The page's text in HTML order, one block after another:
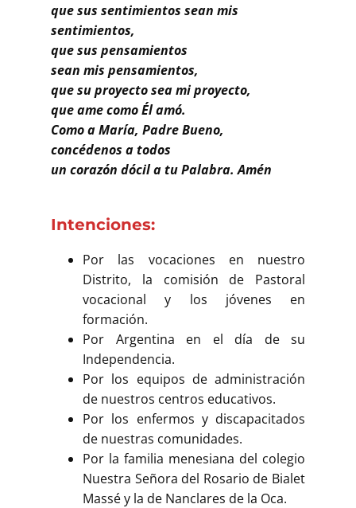
que sus sentimientos sean mis
sentimientos,
que sus pensamientos
sean mis pensamientos,
que su proyecto sea mi proyecto,
que ame como Él amó.
Como a María, Padre Bueno,
concédenos a todos
un corazón dócil a tu Palabra. Amén
Intenciones:
Por las vocaciones en nuestro
Distrito, la comisión de Pastoral
vocacional y los jóvenes en
formación.
Por Argentina en el día de su
Independencia.
Por los equipos de administración
de nuestros centros educativos.
Por los enfermos y discapacitados
de nuestras comunidades.
Por la familia menesiana del colegio
Nuestra Señora del Rosario de Bialet
Massé y la de Nanclares de la Oca.